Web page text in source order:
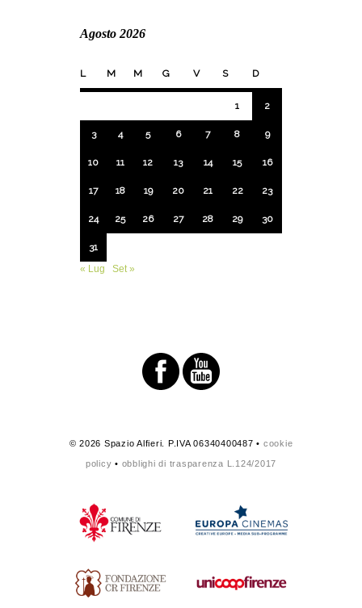
Agosto 2026
L M M G V S D
1 2
3 4 5 6 7 8 9
10 11 12 13 14 15 16
17 18 19 20 21 22 23
24 25 26 27 28 29 30
31
« Lug
Set »
© 2026 Spazio Alfieri. P.IVA 06340400487 • cookie
policy • obblighi di trasparenza L.124/2017